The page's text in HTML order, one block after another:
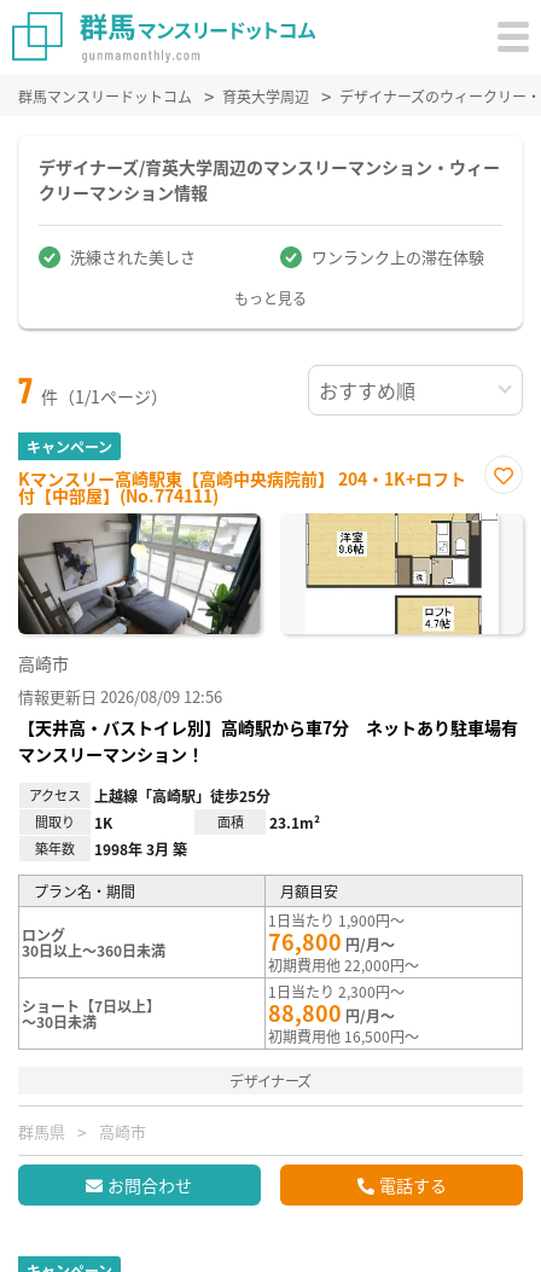
群馬マンスリードットコム 育英大学周辺 デザイナーズのウィークリー
デザイナーズ/育英大学周辺のマンスリーマンション・ウィー
クリーマンション情報
洗練された美しさ ワンランク上の滞在体験
もっと見る
7 件（1/1ページ）
キャンペーン
Kマンスリー高崎駅東【高崎中央病院前】 204・1K+ロフト
付【中部屋】(No.774111)
に入
高崎市
情報更新日 2026/08/09 12:56
【天井高・バストイレ別】高崎駅から車7分 ネットあり駐車場有
マンスリーマンション！
アクセス 上越線「高崎駅」徒歩25分
間取り 1K 面積 23.1m²
築年数 1998年 3月 築
プラン名・期間 月額目安
ロング
30日以上～360日未満
1日当たり 1,900円～
76,800 円/月～
初期費用他 22,000円～
ショート【7日以上】
～30日未満
1日当たり 2,300円～
88,800 円/月～
初期費用他 16,500円～
デザイナーズ
群馬県 高崎市
お問合わせ 電話する